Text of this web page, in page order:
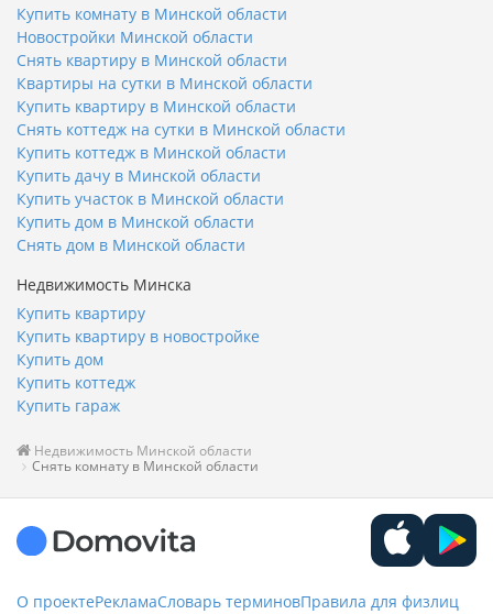
Купить комнату в Минской области
Новостройки Минской области
Снять квартиру в Минской области
Квартиры на сутки в Минской области
Купить квартиру в Минской области
Снять коттедж на сутки в Минской области
Купить коттедж в Минской области
Купить дачу в Минской области
Купить участок в Минской области
Купить дом в Минской области
Снять дом в Минской области
Недвижимость Минска
Купить квартиру
Купить квартиру в новостройке
Купить дом
Купить коттедж
Купить гараж
Недвижимость Минской области
Снять комнату в Минской области
О проектеРекламаСловарь терминовПравила для физлиц